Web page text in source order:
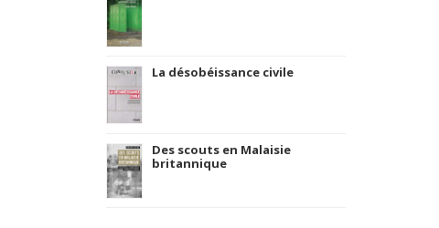
La désobéissance civile
Des scouts en Malaisie
britannique